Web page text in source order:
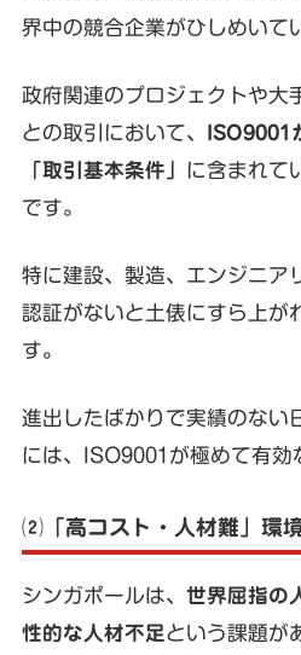
界中の競合企業がひしめいて
政府関連のプロジェクトや大
との取引において、
ISO9001
「取引基本条件」 に含まれて
です。
特に建設、製造、エンジニア
認証がないと土俵にすら上が
す。
進出したばかりで実績のない
には、ISO9001が極めて有効
⑵「高コスト・人材難」環
シンガポールは、 世界屈指の
性的な人材不足という課題が